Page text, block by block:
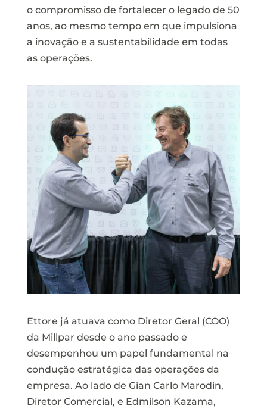
o compromisso de fortalecer o legado de 50
anos, ao mesmo tempo em que impulsiona
a inovação e a sustentabilidade em todas
as operações.
Ettore já atuava como Diretor Geral (COO)
da Millpar desde o ano passado e
desempenhou um papel fundamental na
condução estratégica das operações da
empresa. Ao lado de Gian Carlo Marodin,
Diretor Comercial, e Edmilson Kazama,